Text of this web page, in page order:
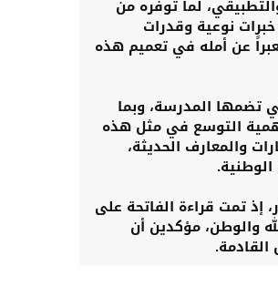
لما توفره من
نوعية وقدرات
عن أمله في تعميم هذه
تضمها المدرسة، وبما
التوسع في مثل هذه
والمعارف الحديثة،
إذ تمت قراءة الفاتحة على
والوطن، مؤكدين أن